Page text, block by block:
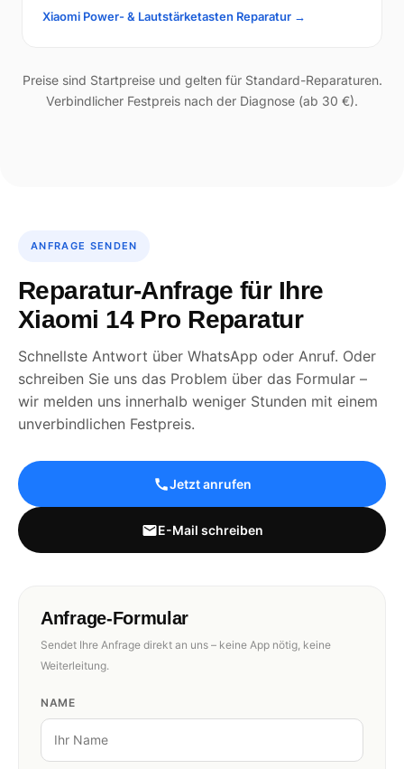
Xiaomi Power- & Lautstärketasten Reparatur →
Preise sind Startpreise und gelten für Standard-Reparaturen.
Verbindlicher Festpreis nach der Diagnose (ab 30 €).
ANFRAGE SENDEN
Reparatur-Anfrage für Ihre
Xiaomi 14 Pro Reparatur
Schnellste Antwort über WhatsApp oder Anruf. Oder
schreiben Sie uns das Problem über das Formular –
wir melden uns innerhalb weniger Stunden mit einem
unverbindlichen Festpreis.
Jetzt anrufen
E-Mail schreiben
Anfrage-Formular
Sendet Ihre Anfrage direkt an uns – keine App nötig, keine
Weiterleitung.
NAME